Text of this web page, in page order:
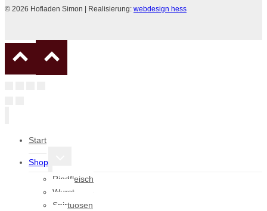
© 2026 Hofladen Simon | Realisierung: webdesign hess
Start
Shop
Rindfleisch
Wurst
Spirtuosen